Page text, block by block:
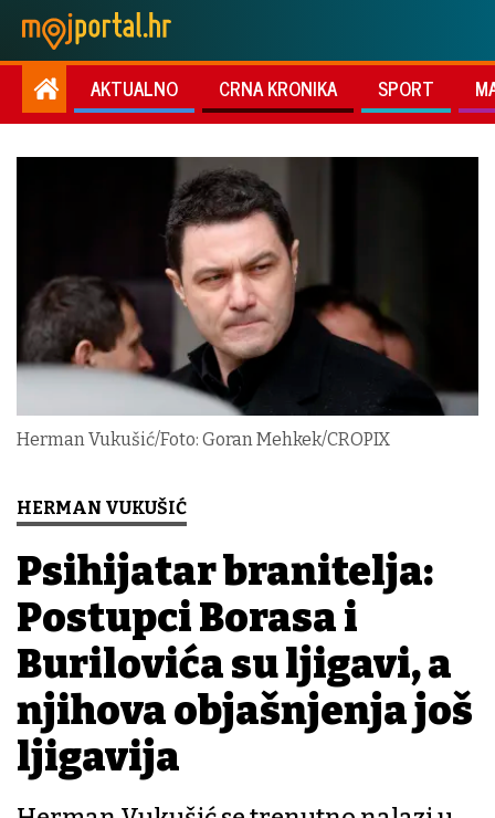
AKTUALNO CRNA KRONIKA SPORT
Herman Vukušić/Foto: Goran Mehkek/CROPIX
HERMAN VUKUŠIĆ
Psihijatar branitelja:
Postupci Borasa i
Burilovića su ljigavi, a
njihova objašnjenja još
ljigavija